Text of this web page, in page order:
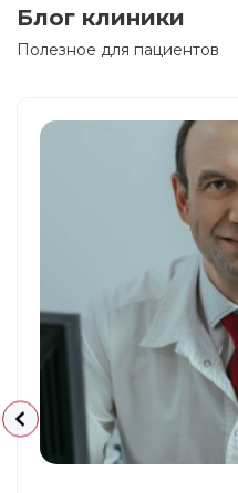
Блог клиники
Полезное для пациентов